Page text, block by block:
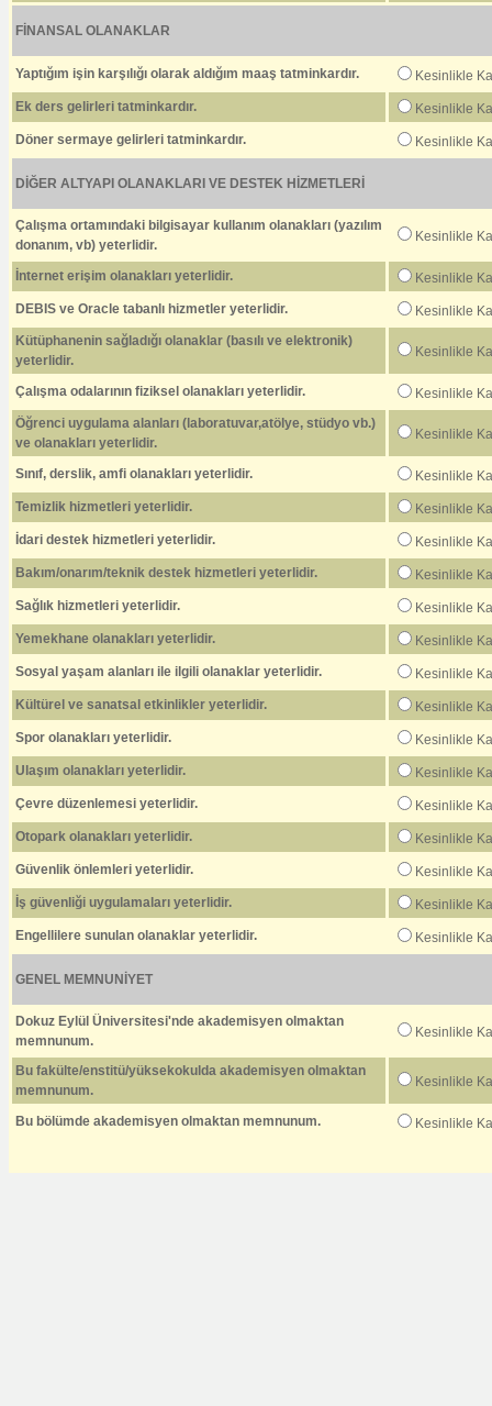
FİNANSAL OLANAKLAR
Yaptığım işin karşılığı olarak aldığım maaş tatminkardır.
Kesinlikle
Ek ders gelirleri tatminkardır.
Kesinlikle
Döner sermaye gelirleri tatminkardır.
Kesinlikle
DİĞER ALTYAPI OLANAKLARI VE DESTEK HİZMETLERİ
Çalışma ortamındaki bilgisayar kullanım olanakları (yazılım
donanım, vb) yeterlidir.
Kesinlikle
İnternet erişim olanakları yeterlidir.
Kesinlikle
DEBIS ve Oracle tabanlı hizmetler yeterlidir.
Kesinlikle
Kütüphanenin sağladığı olanaklar (basılı ve elektronik)
yeterlidir.
Kesinlikle
Çalışma odalarının fiziksel olanakları yeterlidir.
Kesinlikle
Öğrenci uygulama alanları (laboratuvar,atölye, stüdyo vb.)
ve olanakları yeterlidir.
Kesinlikle
Sınıf, derslik, amfi olanakları yeterlidir.
Kesinlikle
Temizlik hizmetleri yeterlidir.
Kesinlikle
İdari destek hizmetleri yeterlidir.
Kesinlikle
Bakım/onarım/teknik destek hizmetleri yeterlidir.
Kesinlikle
Sağlık hizmetleri yeterlidir.
Kesinlikle
Yemekhane olanakları yeterlidir.
Kesinlikle
Sosyal yaşam alanları ile ilgili olanaklar yeterlidir.
Kesinlikle
Kültürel ve sanatsal etkinlikler yeterlidir.
Kesinlikle
Spor olanakları yeterlidir.
Kesinlikle
Ulaşım olanakları yeterlidir.
Kesinlikle
Çevre düzenlemesi yeterlidir.
Kesinlikle
Otopark olanakları yeterlidir.
Kesinlikle
Güvenlik önlemleri yeterlidir.
Kesinlikle
İş güvenliği uygulamaları yeterlidir.
Kesinlikle
Engellilere sunulan olanaklar yeterlidir.
Kesinlikle
GENEL MEMNUNİYET
Dokuz Eylül Üniversitesi'nde akademisyen olmaktan
memnunum.
Kesinlikle
Bu fakülte/enstitü/yüksekokulda akademisyen olmaktan
memnunum.
Kesinlikle
Bu bölümde akademisyen olmaktan memnunum. Kesinlikle